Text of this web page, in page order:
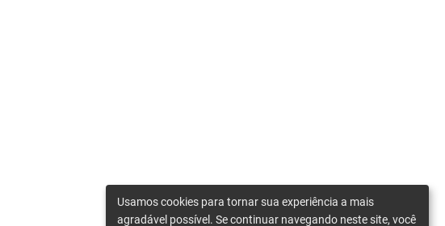
Usamos cookies para tornar sua experiência a mais
agradável possível. Se continuar navegando neste site, você